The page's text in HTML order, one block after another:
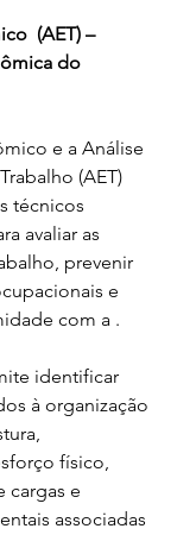
(AET) –
do
e a Análise
(AET)
técnicos
avaliar as
prevenir
e
com a .
identificar
à organização
físico,
cargas e
associadas